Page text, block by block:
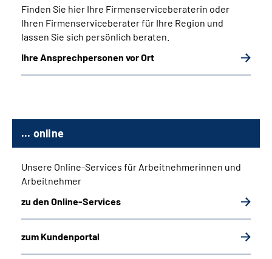
Finden Sie hier Ihre Firmenserviceberaterin oder
Ihren Firmenserviceberater für Ihre Region und
lassen Sie sich persönlich beraten.
Ihre Ansprechpersonen vor Ort
... online
Unsere Online-Services für Arbeitnehmerinnen und
Arbeitnehmer
zu den Online-Services
zum Kundenportal